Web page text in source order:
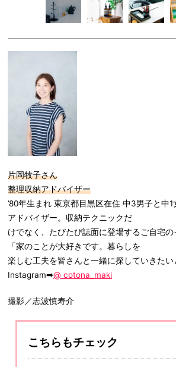
片岡牧子さん
整理収納アドバイザー
’80年生まれ 東京都目黒区在住 中3男子と中
アドバイザー。収納テクニックだ
けでなく、たびたび誌面に登場するご自宅の
「家のことが大好きです。暮らしを
楽しむ工夫を皆さんと一緒に探していきたい
Instagram➡@ cotona_maki
撮影／志波慎寿介
こちらもチェック